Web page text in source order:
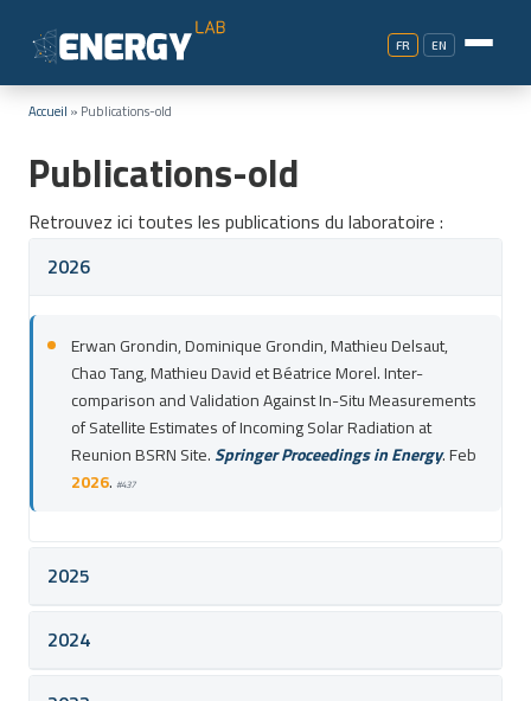
FR EN
Accueil » Publications-old
Publications-old
Retrouvez ici toutes les publications du laboratoire :
2026
Erwan Grondin, Dominique Grondin, Mathieu Delsaut,
Chao Tang, Mathieu David et Béatrice Morel. Inter-
comparison and Validation Against In-Situ Measurements
of Satellite Estimates of Incoming Solar Radiation at
Reunion BSRN Site.Springer Proceedings in Energy. Feb
2026. #437
2025
2024